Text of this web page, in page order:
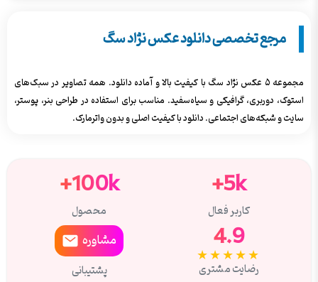
مرجع تخصصی دانلود عکس نژاد سگ
مجموعه ۵ عکس نژاد سگ با کیفیت بالا و آماده دانلود. همه تصاویر در سبک‌های
استوک، دوربری، گرافیکی و سیاه‌سفید. مناسب برای استفاده در طراحی بنر، پوستر،
سایت و شبکه‌های اجتماعی. دانلود با کیفیت اصلی و بدون واترمارک.
5k+
کاربر فعال
100k+
محصول
4.9
★★★★★
رضایت مشتری
مشاوره
پشتیبانی